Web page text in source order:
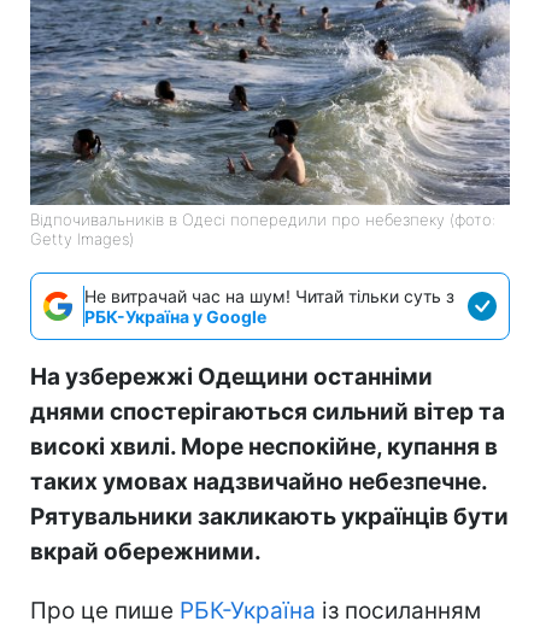
Відпочивальників в Одесі попередили про небезпеку (фото:
Getty Images)
Не витрачай час на шум! Читай тільки суть з
РБК-Україна у Google
На узбережжі Одещини останніми
днями спостерігаються сильний вітер та
високі хвилі. Море неспокійне, купання в
таких умовах надзвичайно небезпечне.
Рятувальники закликають українців бути
вкрай обережними.
Про це пише РБК-Україна із посиланням